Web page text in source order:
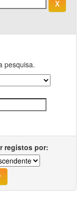
pesquisa.
registos por: